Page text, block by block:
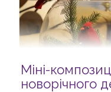
Міні-
новорічного